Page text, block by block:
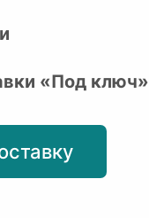
«Под ключ»